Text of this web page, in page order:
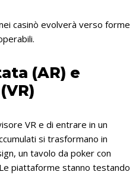
casinò evolverà verso forme
(AR) e
VR e di entrare in un
si trasformano in
un tavolo da poker con
piattaforme stanno testando